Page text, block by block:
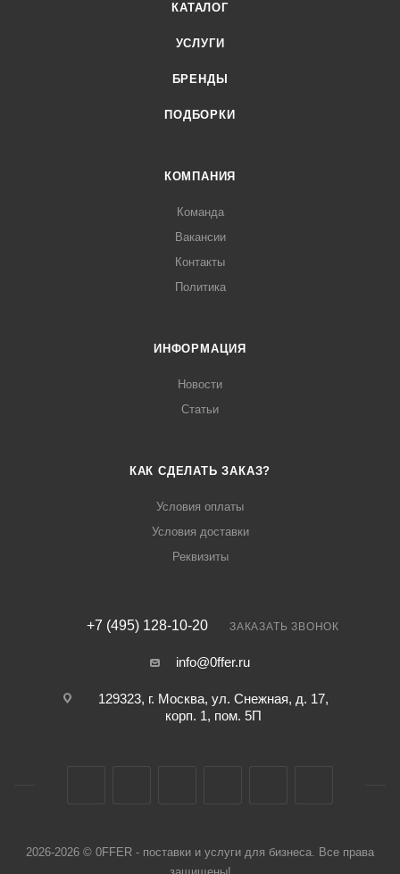
КАТАЛОГ
УСЛУГИ
БРЕНДЫ
ПОДБОРКИ
КОМПАНИЯ
Команда
Вакансии
Контакты
Политика
ИНФОРМАЦИЯ
Новости
Статьи
КАК СДЕЛАТЬ ЗАКАЗ?
Условия оплаты
Условия доставки
Реквизиты
+7 (495) 128-10-20 ЗАКАЗАТЬ ЗВОНОК
info@0ffer.ru
129323, г. Москва, ул. Снежная, д. 17,
корп. 1, пом. 5П
2026-2026 © 0FFER - поставки и услуги для бизнеса. Все права